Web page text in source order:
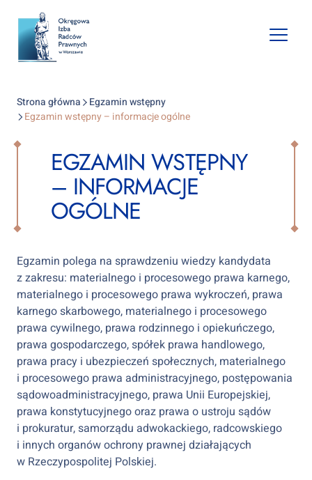
Open
Strona główna
Egzamin wstępny
Egzamin wstępny – informacje ogólne
EGZAMIN WSTĘPNY
– INFORMACJE
OGÓLNE
Egzamin polega na sprawdzeniu wiedzy kandydata
z zakresu: materialnego i procesowego prawa karnego,
materialnego i procesowego prawa wykroczeń, prawa
karnego skarbowego, materialnego i procesowego
prawa cywilnego, prawa rodzinnego i opiekuńczego,
prawa gospodarczego, spółek prawa handlowego,
prawa pracy i ubezpieczeń społecznych, materialnego
i procesowego prawa administracyjnego, postępowania
sądowoadministracyjnego, prawa Unii Europejskiej,
prawa konstytucyjnego oraz prawa o ustroju sądów
i prokuratur, samorządu adwokackiego, radcowskiego
i innych organów ochrony prawnej działających
w Rzeczypospolitej Polskiej.